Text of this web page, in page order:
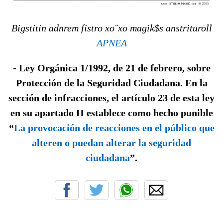
Bigstitin adnrem fistro xo¨xo magik$s anstrituroll
APNEA
- Ley Orgánica 1/1992, de 21 de febrero, sobre
Protección de la Seguridad Ciudadana. En la
sección de infracciones, el artículo 23 de esta ley
en su apartado H establece como hecho punible
“La provocación de reacciones en el público que
alteren o puedan alterar la seguridad
ciudadana”.